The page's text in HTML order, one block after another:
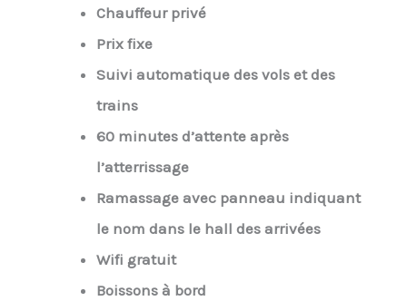
Chauffeur privé
Prix fixe
Suivi automatique des vols et des
trains
60 minutes d’attente après
l’atterrissage
Ramassage avec panneau indiquant
le nom dans le hall des arrivées
Wifi gratuit
Boissons à bord